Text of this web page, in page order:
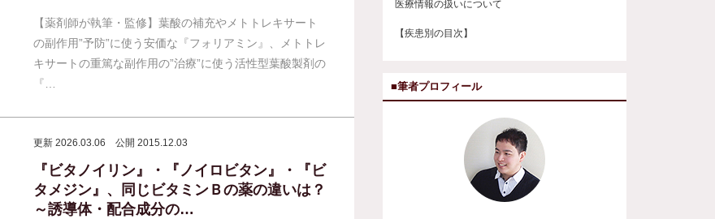
【薬剤師が執筆・監修】葉酸の補充やメトトレキサート
の副作用”予防”に使う安価な『フォリアミン』、メトトレ
キサートの重篤な副作用の”治療”に使う活性型葉酸製剤の
『…
更新 2026.03.06 公開 2015.12.03
『ビタノイリン』・『ノイロビタン』・『ビ
タメジン』、同じビタミンＢの薬の違いは？
～誘導体・配合成分の…
医療情報の扱いについて
【疾患別の目次】
■筆者プロフィール